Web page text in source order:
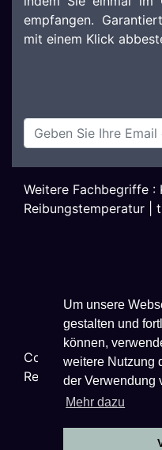
Um unsere
gestalten und
können,
weitere Nutzung
der Verwendung
Mehr dazu
empfangen.
mit einem Klick
Weitere Fachbegriffe :
Reibungstemperatur
Copyright © 2026
Reserved.